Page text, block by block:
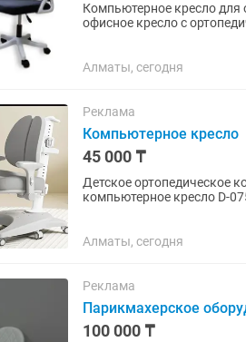
Компьютерное кресло для
офисное кресло с
Алматы, сегодня
Реклама
Компьютерное кресло
45 000 ₸
Детское ортопедическое
компьютерное кресло D-075 Подойдет для детей 0–12 лет, помогает формировать
Алматы, сегодня
Реклама
Парикмахерское
100 000 ₸